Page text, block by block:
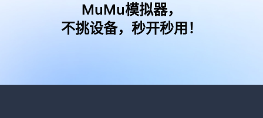
MuMu模拟器，
不挑设备，秒开秒用！